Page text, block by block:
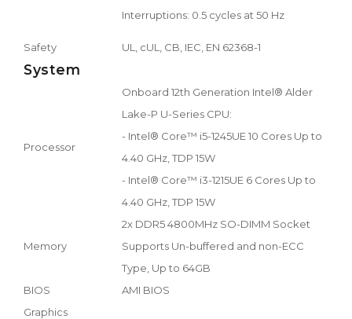
Interruptions: 0.5 cycles at 50 Hz
Safety UL, cUL, CB, IEC, EN 62368-1
System
Processor
Onboard 12th Generation Intel® Alder
Lake-P U-Series CPU:
- Intel® Core™ i5-1245UE 10 Cores Up to
4.40 GHz, TDP 15W
- Intel® Core™ i3-1215UE 6 Cores Up to
4.40 GHz, TDP 15W
Memory
2x DDR5 4800MHz SO-DIMM Socket
Supports Un-buffered and non-ECC
Type, Up to 64GB
BIOS
AMI BIOS
Graphics